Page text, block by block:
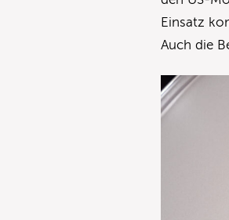
Einsatz
Auch die